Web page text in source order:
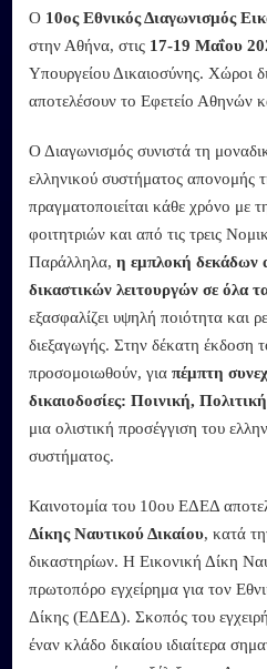
Ο 10ος Εθνικός Διαγωνισμός
στην Αθήνα, στις 17-19 Μαΐου
Υπουργείου Δικαιοσύνης. Χώροι
αποτελέσουν το Εφετείο Αθηνών
Ο Διαγωνισμός συνιστά τη
ελληνικού συστήματος απονομής
πραγματοποιείται κάθε χρόνο με
φοιτητριών και από τις τρεις
Παράλληλα,η εμπλοκή δεκάδων
δικαστικών λειτουργών σε όλα
εξασφαλίζει υψηλή ποιότητα και
διεξαγωγής. Στην δέκατη έκδοση
προσομοιωθούν, γιαπέμπτη
δικαιοδοσίες: Ποινική,
μια ολιστική προσέγγιση του
συστήματος.
Καινοτομία του 10ου ΕΔΕΔ
Δίκης Ναυτικού Δικαίου, κατά
δικαστηρίων. Η Εικονική Δίκη
πρωτοπόρο εγχείρημα για τον
Δίκης (ΕΔΕΔ). Σκοπός του
έναν κλάδο δικαίου ιδιαίτερα